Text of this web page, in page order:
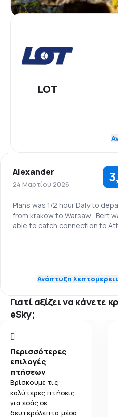
γνώμες
LOT
Δίκτυο πτήσεων
Τιμή εισιτηρίου
Άνεση ταξιδιού
Γεύματα
Alexander
24 Μαρτίου 2026
Plans was 1/2 hour Daly to
from krakow to Warsaw . Bert
able to catch connection to
Ακρίβεια
Δίκτυο πτήσεων
Τιμή εισιτηρίου
Άνεση ταξιδιού
Μεταφορά αποσκευών
Γεύματα
Ανάπτυξη
Γιατί αξίζει να κάνετε
eSky;
Περισσότερες
επιλογές
πτήσεων
Βρίσκουμε τις
καλύτερες πτήσεις
για εσάς σε
δευτερόλεπτα μέσα